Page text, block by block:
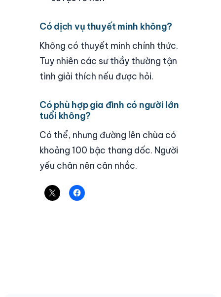
Có dịch vụ thuyết minh không?
Không có thuyết minh chính thức.
Tuy nhiên các sư thầy thường tận
tình giải thích nếu được hỏi.
Có phù hợp gia đình có người lớn
tuổi không?
Có thể, nhưng đường lên chùa có
khoảng 100 bậc thang dốc. Người
yếu chân nên cân nhắc.